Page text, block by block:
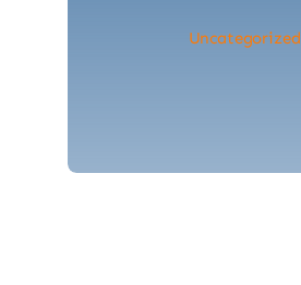
Uncategorized